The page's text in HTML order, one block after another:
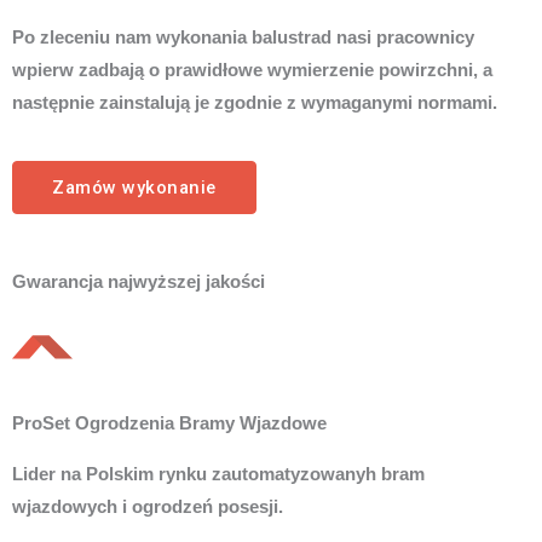
Po zleceniu nam wykonania balustrad nasi pracownicy
wpierw zadbają o prawidłowe wymierzenie powirzchni, a
następnie zainstalują je zgodnie z wymaganymi normami.
Zamów wykonanie
Gwarancja najwyższej jakości
ProSet Ogrodzenia Bramy Wjazdowe
Lider na Polskim rynku zautomatyzowanyh bram
wjazdowych i ogrodzeń posesji.